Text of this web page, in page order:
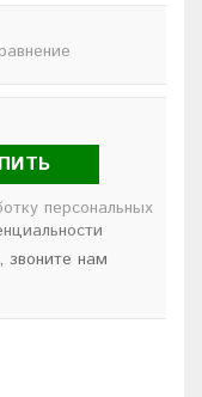
персональных
звоните нам